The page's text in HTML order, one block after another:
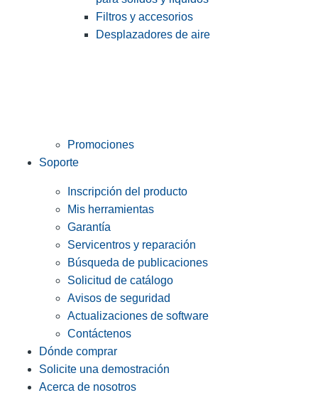
Filtros y accesorios
Desplazadores de aire
Promociones
Soporte
Inscripción del producto
Mis herramientas
Garantía
Servicentros y reparación
Búsqueda de publicaciones
Solicitud de catálogo
Avisos de seguridad
Actualizaciones de software
Contáctenos
Dónde comprar
Solicite una demostración
Acerca de nosotros